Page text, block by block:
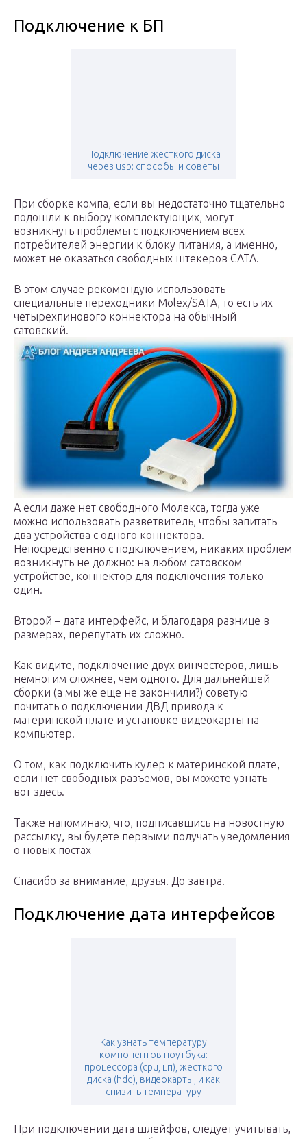
Подключение к БП
Подключение жесткого диска
через usb: способы и советы
При сборке компа, если вы недостаточно тщательно
подошли к выбору комплектующих, могут
возникнуть проблемы с подключением всех
потребителей энергии к блоку питания, а именно,
может не оказаться свободных штекеров САТА.
В этом случае рекомендую использовать
специальные переходники Molex/SATA, то есть их
четырехпинового коннектора на обычный
сатовский.
А если даже нет свободного Молекса, тогда уже
можно использовать разветвитель, чтобы запитать
два устройства с одного коннектора.
Непосредственно с подключением, никаких проблем
возникнуть не должно: на любом сатовском
устройстве, коннектор для подключения только
один.
Второй – дата интерфейс, и благодаря разнице в
размерах, перепутать их сложно.
Как видите, подключение двух винчестеров, лишь
немногим сложнее, чем одного. Для дальнейшей
сборки (а мы же еще не закончили?) советую
почитать о подключении ДВД привода к
материнской плате и установке видеокарты на
компьютер.
О том, как подключить кулер к материнской плате,
если нет свободных разъемов, вы можете узнать
вот здесь.
Также напоминаю, что, подписавшись на новостную
рассылку, вы будете первыми получать уведомления
о новых постах
Спасибо за внимание, друзья! До завтра!
Подключение дата интерфейсов
Как узнать температуру
компонентов ноутбука:
процессора (cpu, цп), жёсткого
диска (hdd), видеокарты, и как
снизить температуру
При подключении дата шлейфов, следует учитывать,